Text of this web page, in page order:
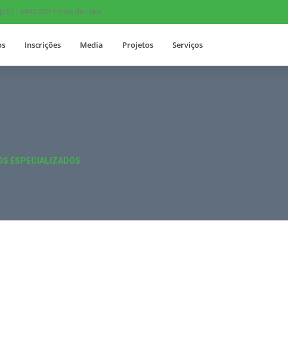
51 | 4990-202 Ponte de Lima
Inscrições Media Projetos Serviços
ESPECIALIZADOS